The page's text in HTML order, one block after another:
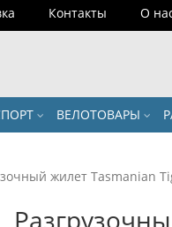
Контакты О
ВЕЛОТОВАРЫ
жилет Tasmanian